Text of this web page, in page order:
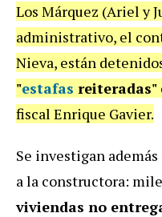
Los Márquez (Ariel y
administrativo, el
Nieva, están
"estafas reiteradas"
fiscal Enrique Gavier.
Se investigan
a la constructora:
viviendas no